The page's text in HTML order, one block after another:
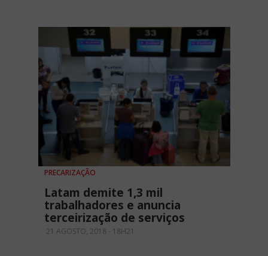
PRECARIZAÇÃO
Latam demite 1,3 mil
trabalhadores e anuncia
terceirização de serviços
21 AGOSTO, 2018 - 18H21